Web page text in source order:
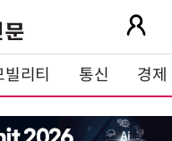
빌리티 통신 경제